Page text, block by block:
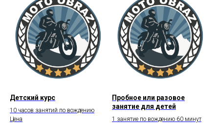
Детский курс
10 часов занятий по вождению
Цена
Пробное или разовое
занятие для детей
1 занятие по вождению 60 минут